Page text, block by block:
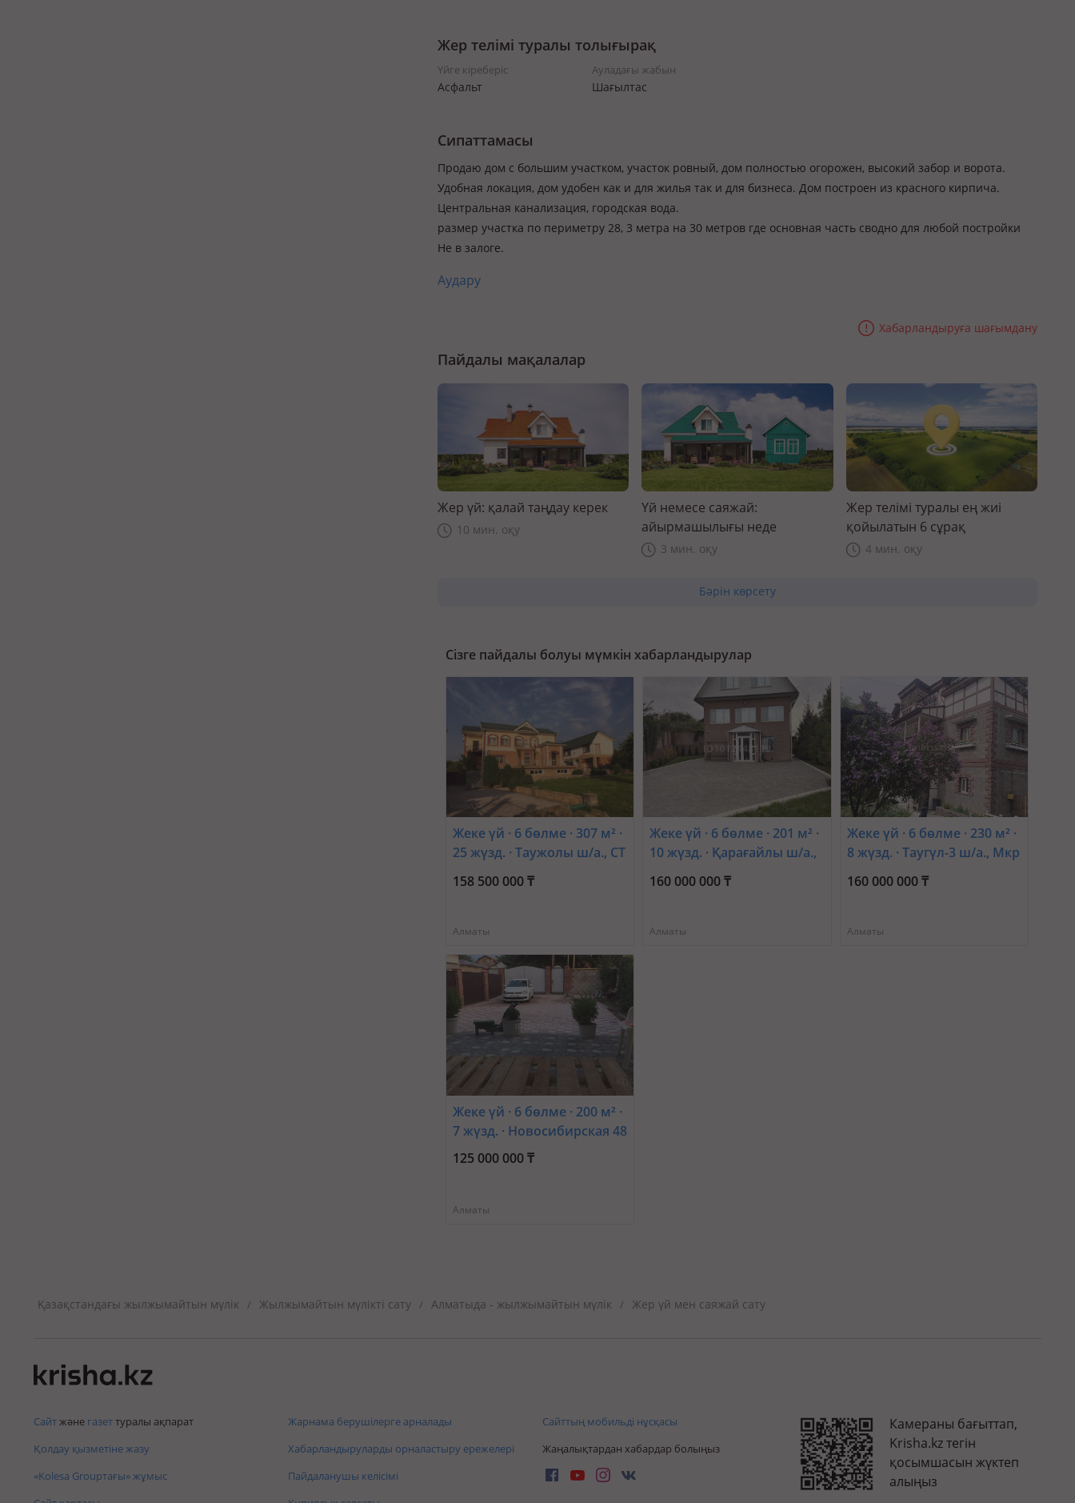
Жер телімі туралы толығырақ
Үйге кіреберіс
Асфальт
Ауладағы жабын
Шағылтас
Сипаттамасы
Продаю дом с большим участком, участок ровный, дом полностью огорожен, высокий забор и ворота.
Удобная локация, дом удобен как и для жилья так и для бизнеса. Дом построен из красного кирпича.
Центральная канализация, городская вода.
размер участка по периметру 28, 3 метра на 30 метров где основная часть сводно для любой постройки
Не в залоге.
Аудару
Хабарландыруға шағымдану
Пайдалы мақалалар
Жер үй: қалай таңдау керек
10 мин. оқу
Үй немесе саяжай:
айырмашылығы неде
3 мин. оқу
Жер телімі туралы ең жиі
қойылатын 6 сұрақ
4 мин. оқу
Бәрін көрсету
Сізге пайдалы болуы мүмкін хабарландырулар
Жеке үй · 6 бөлме · 307 м² ·
25 жүзд. · Таужолы ш/а., СТ
Весна
158 500 000 ₸
Алматы
Жеке үй · 6 бөлме · 201 м² ·
10 жүзд. · Қарағайлы ш/а.,
С/Т Алмалы — Звездная
поляна
160 000 000 ₸
Алматы
Жеке үй · 6 бөлме · 230 м² ·
8 жүзд. · Таугүл-3 ш/а., Мкр
Таугуль-3 Сауранбаева 17
— Саина Жандосова
160 000 000 ₸
Алматы
Жеке үй · 6 бөлме · 200 м² ·
7 жүзд. · Новосибирская 48
125 000 000 ₸
Алматы
Қазақстандағы жылжымайтын мүлік / Жылжымайтын мүлікті сату / Алматыда - жылжымайтын мүлік / Жер үй мен саяжай сату
Сайтжәне газеттуралы ақпарат
Қолдау қызметіне жазу
«Kolesa Groupтағы» жұмыс
Жарнама берушілерге арналады
Хабарландыруларды орналастыру ережелері
Пайдаланушы келісімі
Сайттың мобильді нұсқасы
Жаңалықтардан хабардар болыңыз
Камераны бағыттап,
Krisha.kz тегін
қосымшасын жүктеп
алыңыз